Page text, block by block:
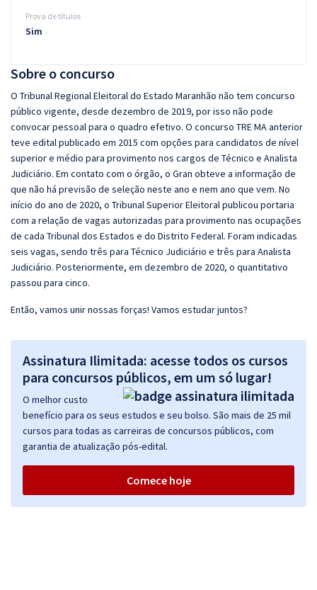
Sobre o concurso
O Tribunal Regional Eleitoral do Estado Maranhão não tem concurso
público vigente, desde dezembro de 2019, por isso não pode
convocar pessoal para o quadro efetivo. O concurso TRE MA anterior
teve edital publicado em 2015 com opções para candidatos de nível
superior e médio para provimento nos cargos de Técnico e Analista
Judiciário. Em contato com o órgão, o Gran obteve a informação de
que não há previsão de seleção neste ano e nem ano que vem. No
início do ano de 2020, o Tribunal Superior Eleitoral publicou portaria
com a relação de vagas autorizadas para provimento nas ocupações
de cada Tribunal dos Estados e do Distrito Federal. Foram indicadas
seis vagas, sendo três para Técnico Judiciário e três para Analista
Judiciário. Posteriormente, em dezembro de 2020, o quantitativo
passou para cinco.
Então, vamos unir nossas forças! Vamos estudar juntos?
Assinatura Ilimitada: acesse todos os cursos
para concursos públicos, em um só lugar!
O melhor custo
benefício para os seus estudos e seu bolso. São mais de 25 mil
cursos para todas as carreiras de concursos públicos, com
garantia de atualização pós-edital.
Comece hoje
Prova de títulos
Sim